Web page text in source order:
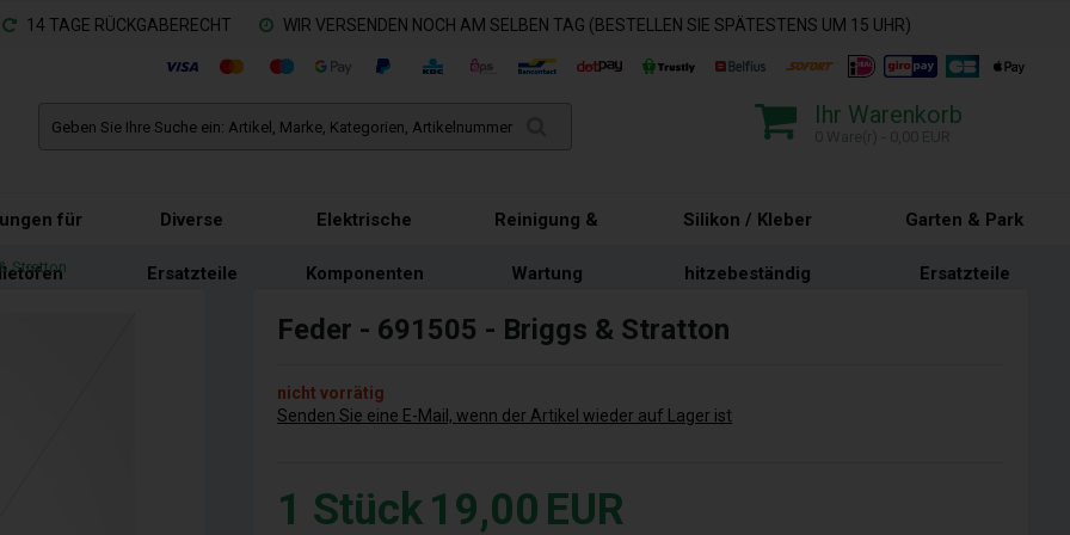
14 TAGE RÜCKGABERECHT WIR VERSENDEN NOCH AM SELBEN TAG (BESTELLEN SIE SPÄTESTENS UM 15 UHR)
Ihr Warenkorb
für Diverse
Ersatzteile
Elektrische
Komponenten
Reinigung &
Wartung
Silikon / Kleber
hitzebeständig
Garten & Park
Ersatzteile
Stratton
Feder - 691505 - Briggs & Stratton
nicht vorrätig
Senden Sie eine E-Mail, wenn der Artikel wieder auf Lager ist
1 Stück19,00 EUR